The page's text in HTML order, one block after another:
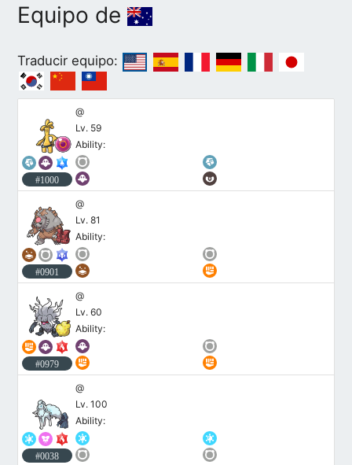
Equipo de
Traducir equipo:
#1000
@
Lv. 59
Ability:
#0901
@
Lv. 81
Ability:
#0979
@
Lv. 60
Ability:
#0038
@
Lv. 100
Ability: